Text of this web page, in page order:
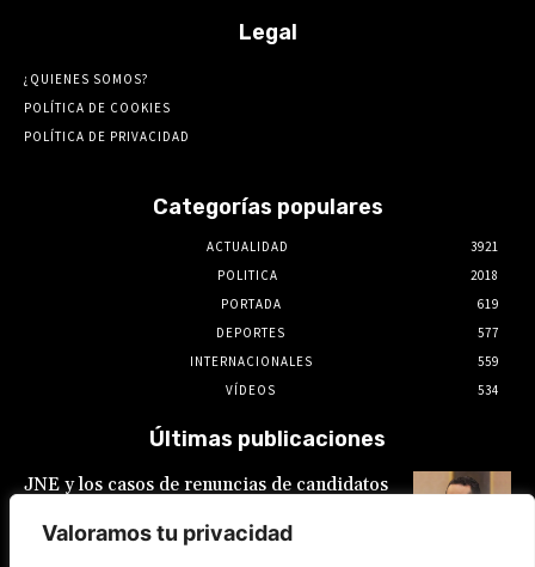
Valoramos tu privacidad
Legal
¿QUIENES SOMOS?
POLÍTICA DE COOKIES
POLÍTICA DE PRIVACIDAD
Categorías populares
ACTUALIDAD
3921
POLITICA
2018
PORTADA
619
DEPORTES
577
INTERNACIONALES
559
VÍDEOS
534
Últimas publicaciones
JNE y los casos de renuncias de candidatos
Constitución está por encima del reglamento